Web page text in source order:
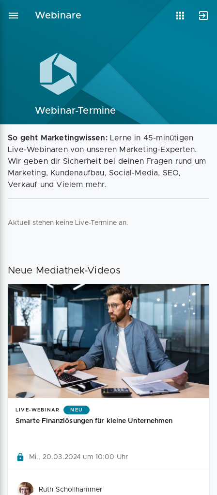
Webinare
Webinar-Termine
Vorlagen
Webinare Magazin
So geht Marketingwissen:Lerne in 45-minütigen
Live-Webinaren von unseren Marketing-Experten.
Wir geben dir Sicherheit bei deinen Fragen rund um
Marketing, Kundenaufbau, Social-Media, SEO,
Verkauf und Vielem mehr.
Aktuell stehen keine Live-Termine an.
Neue Mediathek-Videos
LIVE-WEBINAR NEU
Smarte Finanzlösungen für kleine Unternehmen
Mi., 20.03.2024 um 10:00 Uhr
Ruth Schöllhammer